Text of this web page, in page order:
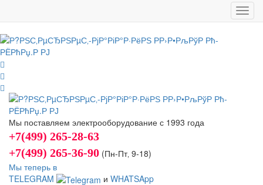
Мы поставляем электрооборудование с 1993 года
+7(499) 265-28-63
+7(499) 265-36-90 (Пн-Пт‚ 9-18)
Мы теперь в
TELEGRAM
и WHATSApp